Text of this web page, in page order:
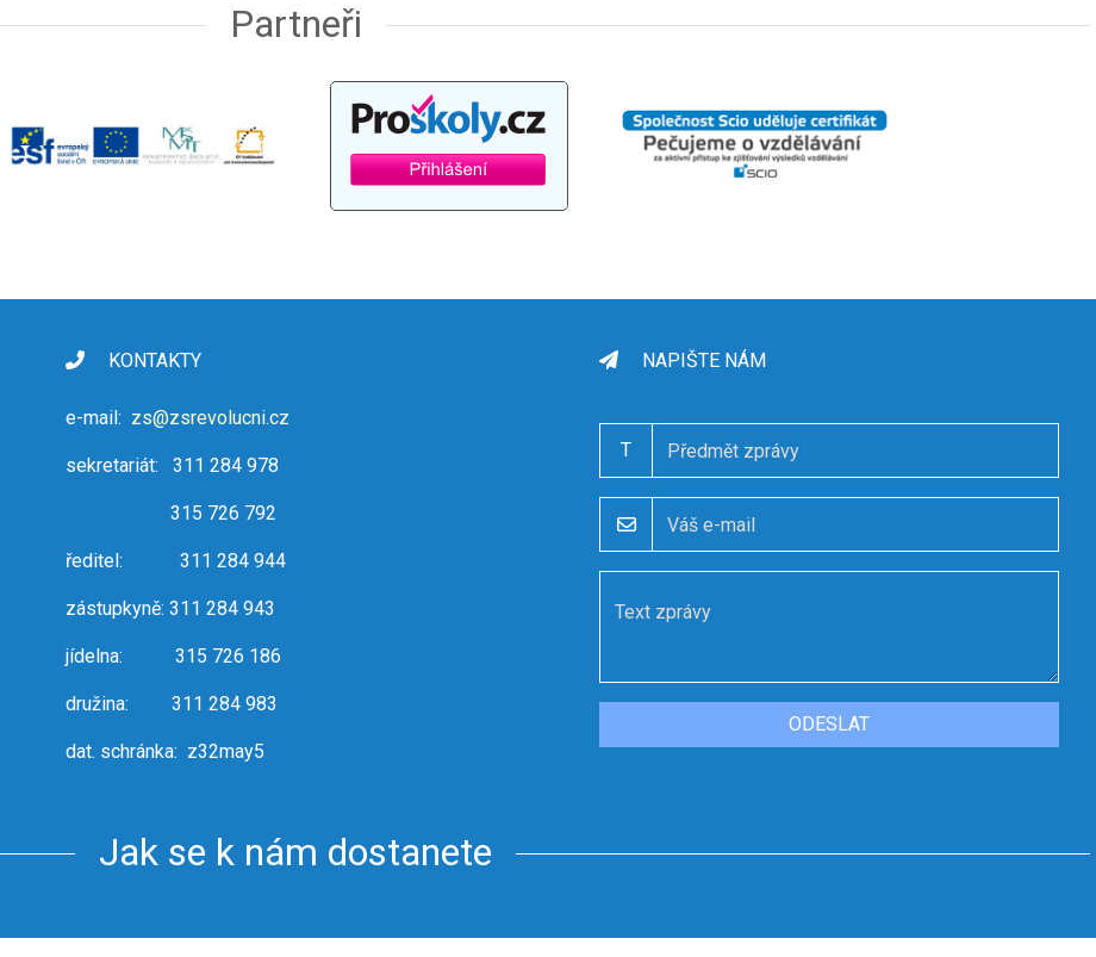
Partneři
KONTAKTY
e-mail: zs@zsrevolucni.cz
sekretariát: 311 284 978
315 726 792
ředitel: 311 284 944
zástupkyně: 311 284 943
jídelna: 315 726 186
družina: 311 284 983
dat. schránka: z32may5
NAPIŠTE NÁM
T
ODESLAT
Jak se k nám dostanete